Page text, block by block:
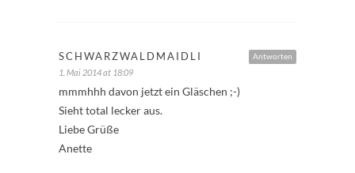
Antworten
SCHWARZWALDMAIDLI
1. Mai 2014 at 18:09
mmmhhh davon jetzt ein Gläschen ;-)
Sieht total lecker aus.
Liebe Grüße
Anette